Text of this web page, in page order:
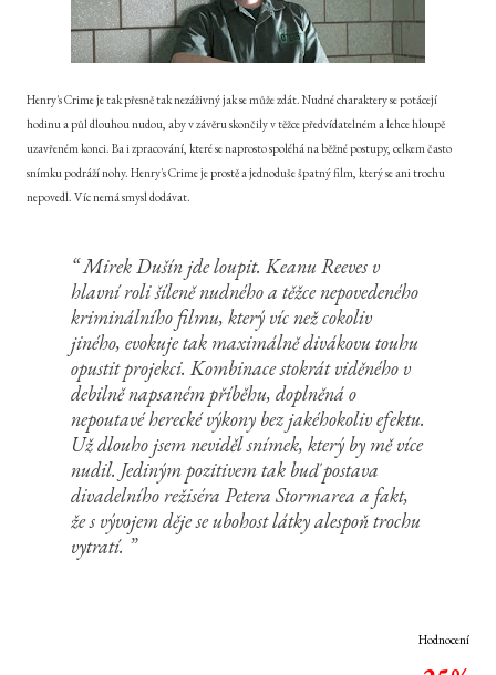
Henry's Crime je tak přesně tak nezáživný jak se může zdát. Nudné charaktery se potácejí
hodinu a půl dlouhou nudou, aby v závěru skončily v těžce předvídatelném a lehce hloupě
uzavřeném konci. Ba i zpracování, které se naprosto spoléhá na běžné postupy, celkem často
snímku podráží nohy. Henry's Crime je prostě a jednoduše špatný film, který se ani trochu
nepovedl. Víc nemá smysl dodávat.
Mirek Dušín jde loupit. Keanu Reeves v
hlavní roli šíleně nudného a těžce nepovedeného
kriminálního filmu, který víc než cokoliv
jiného, evokuje tak maximálně divákovu touhu
opustit projekci. Kombinace stokrát viděného v
debilně napsaném příběhu, doplněná o
nepoutavé herecké výkony bez jakéhokoliv efektu.
Už dlouho jsem neviděl snímek, který by mě více
nudil. Jediným pozitivem tak buď postava
divadelního režiséra Petera Stormarea a fakt,
že s vývojem děje se ubohost látky alespoň trochu
vytratí.
Hodnocení